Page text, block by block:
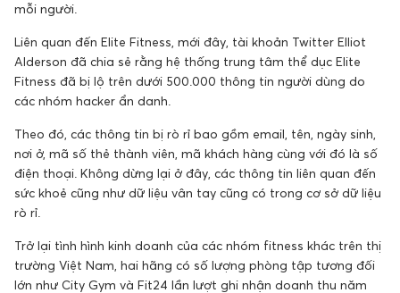
mỗi người.
Liên quan đến Elite Fitness, mới đây, tài khoản Twitter Elliot
Alderson đã chia sẻ rằng hệ thống trung tâm thể dục Elite
Fitness đã bị lộ trên dưới 500.000 thông tin người dùng do
các nhóm hacker ẩn danh.
Theo đó, các thông tin bị rò rỉ bao gồm email, tên, ngày sinh,
nơi ở, mã số thẻ thành viên, mã khách hàng cùng với đó là số
điện thoại. Không dừng lại ở đây, các thông tin liên quan đến
sức khoẻ cũng như dữ liệu vân tay cũng có trong cơ sở dữ liệu
rò rỉ.
Trở lại tình hình kinh doanh của các nhóm fitness khác trên thị
trường Việt Nam, hai hãng có số lượng phòng tập tương đối
lớn như City Gym và Fit24 lần lượt ghi nhận doanh thu năm